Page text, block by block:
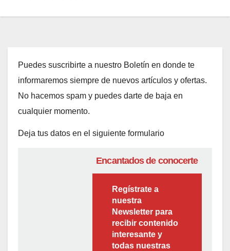
Puedes suscribirte a nuestro Boletín en donde te
informaremos siempre de nuevos artículos y ofertas.
No hacemos spam y puedes darte de baja en
cualquier momento.
Deja tus datos en el siguiente formulario
Encantados de conocerte
Regístrate a
nuestra
Newsletter para
recibir contenido
interesante y
todas nuestras